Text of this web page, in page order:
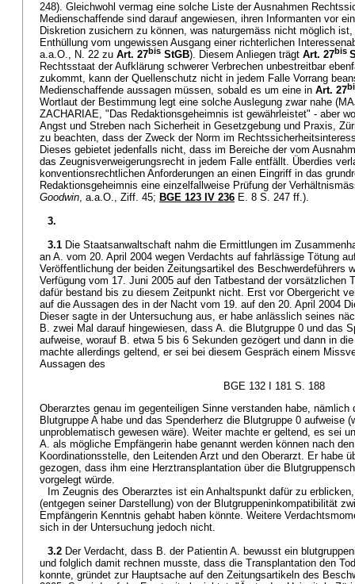
248). Gleichwohl vermag eine solche Liste der Ausnahmen
Medienschaffende sind darauf angewiesen, ihren Informanten vor
Diskretion zusichern zu können, was naturgemäss nicht möglich
Enthüllung vom ungewissen Ausgang einer richterlichen
a.a.O., N. 22 zu Art. 27bis StGB). Diesem Anliegen trägt Art. 27bis
Rechtsstaat der Aufklärung schwerer Verbrechen unbestreitbar
zukommt, kann der Quellenschutz nicht in jedem Falle Vorrang
Medienschaffende aussagen müssen, sobald es um eine in Art. 27
Wortlaut der Bestimmung legt eine solche Auslegung zwar nahe
ZACHARIAE, "Das Redaktionsgeheimnis ist gewährleistet" - aber
Angst und Streben nach Sicherheit in Gesetzgebung und Praxis,
zu beachten, dass der Zweck der Norm im
Dieses gebietet jedenfalls nicht, dass im Bereiche der vom
das Zeugnisverweigerungsrecht in jedem Falle entfällt. Überdies
konventionsrechtlichen Anforderungen an einen Eingriff in das
Redaktionsgeheimnis eine einzelfallweise Prüfung der
Goodwin, a.a.O., Ziff. 45; BGE 123 IV 236 E. 8 S. 247 ff.).
3.
3.1 Die Staatsanwaltschaft nahm die Ermittlungen im
an A. vom 20. April 2004 wegen Verdachts auf fahrlässige Tötung
Veröffentlichung der beiden Zeitungsartikel des Beschwerdeführers
Verfügung vom 17. Juni 2005 auf den Tatbestand der vorsätzlichen
dafür bestand bis zu diesem Zeitpunkt nicht. Erst vor Obergericht
auf die Aussagen des in der Nacht vom 19. auf den 20. April 2004
Dieser sagte in der Untersuchung aus, er habe anlässlich seines
B. zwei Mal darauf hingewiesen, dass A. die Blutgruppe 0 und das
aufweise, worauf B. etwa 5 bis 6 Sekunden gezögert und dann in
machte allerdings geltend, er sei bei diesem Gespräch einem
Aussagen des
BGE 132 I 181 S. 188
Oberarztes genau im gegenteiligen Sinne verstanden habe, nämlich
Blutgruppe A habe und das Spenderherz die Blutgruppe 0 aufweise
unproblematisch gewesen wäre). Weiter machte er geltend, es sei
A. als mögliche Empfängerin habe genannt werden können nach
Koordinationsstelle, den Leitenden Arzt und den Oberarzt. Er habe
gezogen, dass ihm eine Herztransplantation über die
vorgelegt würde.
Im Zeugnis des Oberarztes ist ein Anhaltspunkt dafür zu
(entgegen seiner Darstellung) von der Blutgruppeninkompatibilität
Empfängerin Kenntnis gehabt haben könnte. Weitere
sich in der Untersuchung jedoch nicht.
3.2 Der Verdacht, dass B. der Patientin A. bewusst ein
und folglich damit rechnen musste, dass die Transplantation den
konnte, gründet zur Hauptsache auf den Zeitungsartikeln des